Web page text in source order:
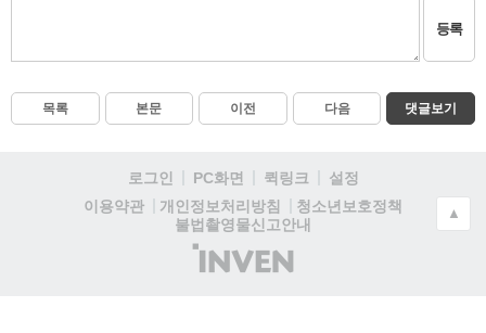
등록
목록 본문 이전 다음 댓글보기
로그인 PC화면 퀵링크
설정
이용약관
개인정보처리방침
청소년보호정책
불법촬영물신고안내
(주)
인
▲